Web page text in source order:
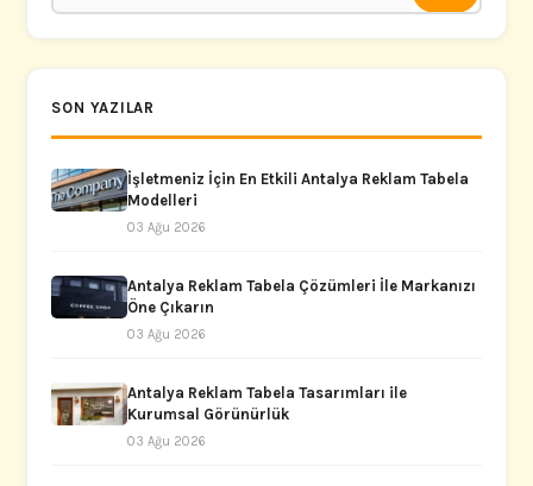
SON YAZILAR
İşletmeniz İçin En Etkili Antalya Reklam Tabela
Modelleri
03 Ağu 2026
Antalya Reklam Tabela Çözümleri İle Markanızı
Öne Çıkarın
03 Ağu 2026
Antalya Reklam Tabela Tasarımları ile
Kurumsal Görünürlük
03 Ağu 2026